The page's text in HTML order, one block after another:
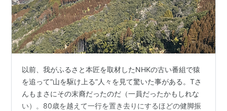
以前、我がふるさと本匠を取材したNHKの古い番組で猿
を追って”山を駆け上る”人々を見て驚いた事がある。Tさ
んもまさにその末裔だったのだ（一員だったかもしれな
い）。80歳を越えて一行を置き去りにするほどの健脚振